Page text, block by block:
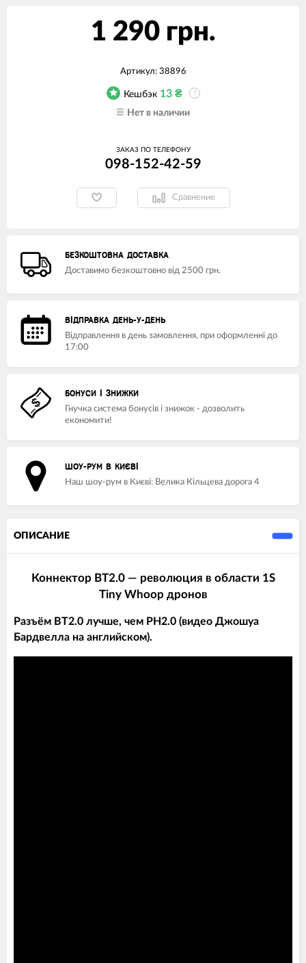
1 290 грн.
Артикул: 38896
Кешбэк 13₴ ?
Нет в наличии
ЗАКАЗ ПО ТЕЛЕФОНУ
098-152-42-59
Сравнение
БЕЗКОШТОВНА ДОСТАВКА
Доставимо безкоштовно від 2500 грн.
ВІДПРАВКА ДЕНЬ-У-ДЕНЬ
Відправлення в день замовлення, при оформленні до
17:00
БОНУСИ І ЗНИЖКИ
Гнучка система бонусів і знижок - дозволить
економити!
ШОУ-РУМ В КИЄВІ
Наш шоу-рум в Києві: Велика Кільцева дорога 4
ОПИСАНИЕ
Коннектор BT2.0 — революция в области 1S
Tiny Whoop дронов
Разъём BT2.0 лучше, чем PH2.0 (видео Джошуа
Бардвелла на английском).